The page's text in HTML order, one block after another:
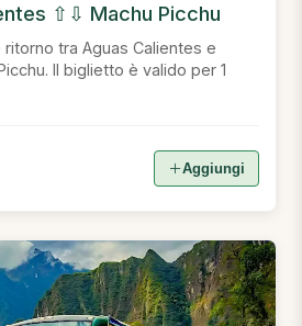
⇧⇩ Machu Picchu
tra Aguas Calientes e
Il biglietto è valido per 1
Aggiungi